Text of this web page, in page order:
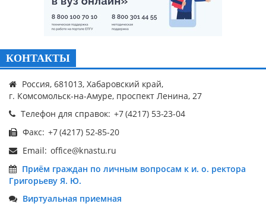
КОНТАКТЫ
Россия, 681013, Хабаровский край,
г. Комсомольск-на-Амуре, проспект Ленина, 27
Телефон для справок:
Факс:
Email:
Приём граждан по личным вопросам к и. о. ректора
Григорьеву Я. Ю.
Виртуальная приемная